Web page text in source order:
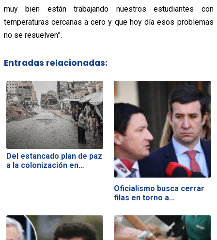
muy bien están trabajando nuestros estudiantes con
temperaturas cercanas a cero y que hoy día esos problemas
no se resuelven”.
Entradas relacionadas:
Del estancado plan de paz
a la colonización en…
Oficialismo busca cerrar
filas en torno a…